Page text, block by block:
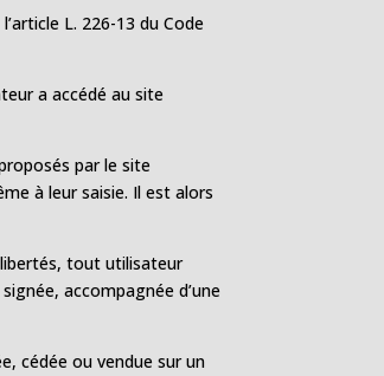
L. 226-13 du Code
a accédé au site
par le site
à leur saisie. Il est alors
tout utilisateur
accompagnée d’une
cédée ou vendue sur un